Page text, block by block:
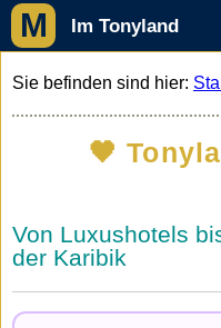
M Im Tonyland
Sie befinden sind hier:
🖤
Von Luxushotels
der Karibik